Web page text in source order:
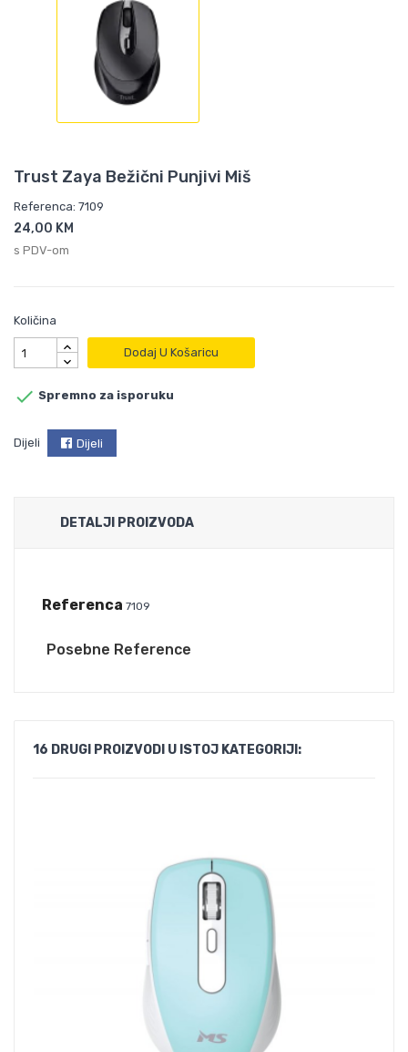
Trust Zaya Bežični Punjivi Miš
Referenca: 7109
24,00 KM
s PDV-om
Količina
Dodaj U Košaricu
 Spremno za isporuku
Dijeli Dijeli
DETALJI PROIZVODA
Referenca 7109
Posebne Reference
16 DRUGI PROIZVODI U ISTOJ KATEGORIJI: